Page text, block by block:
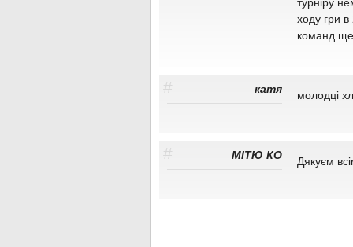
ходу гри
команд ще
# катя молодці
# МІТЮ КО Дякуєм